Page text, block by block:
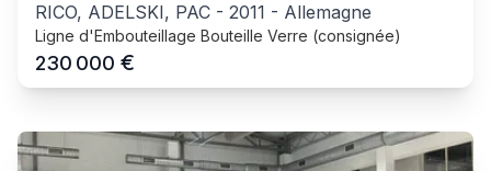
RICO, ADELSKI, PAC - 2011 - Allemagne
Ligne d'Embouteillage Bouteille Verre (consignée)
230 000 €